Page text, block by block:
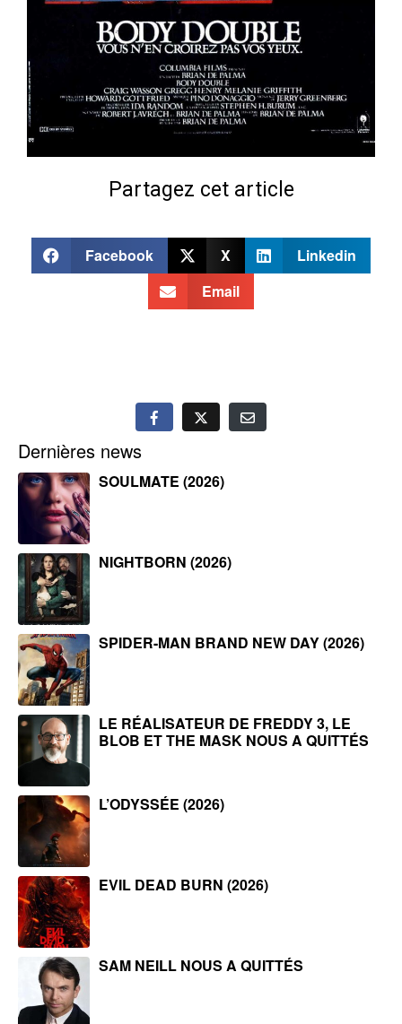
Partagez cet article
Facebook X
Linkedin
Email
Dernières news
SOULMATE (2026)
NIGHTBORN (2026)
SPIDER-MAN BRAND NEW DAY (2026)
LE RÉALISATEUR DE FREDDY 3, LE
BLOB ET THE MASK NOUS A QUITTÉS
L’ODYSSÉE (2026)
EVIL DEAD BURN (2026)
SAM NEILL NOUS A QUITTÉS